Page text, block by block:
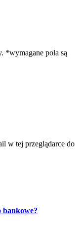
*wymagane pola są
w tej przeglądarce do
bankowe?